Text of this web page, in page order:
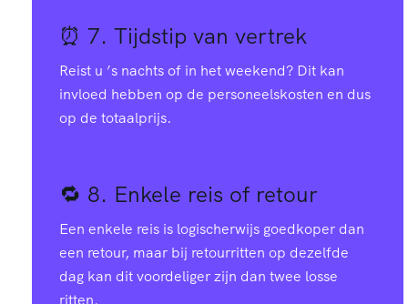
⏰ 7. Tijdstip van vertrek
Reist u ’s nachts of in het weekend? Dit kan
invloed hebben op de personeelskosten en dus
op de totaalprijs.
🔁 8. Enkele reis of retour
Een enkele reis is logischerwijs goedkoper dan
een retour, maar bij retourritten op dezelfde
dag kan dit voordeliger zijn dan twee losse
ritten.